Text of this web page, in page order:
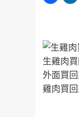
生雞肉
外面買
雞肉買